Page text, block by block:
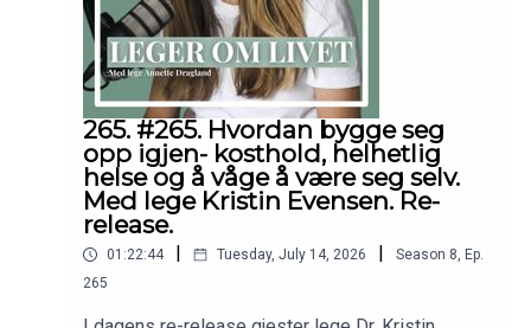
en erstatning for profesjonell medisinsk
rådgivning, diagnose eller behandling. Søk alltid
råd fra legen din eller annet kvalifisert
helsepersonell hvis du har spørsmål angående en
medisinsk tilstand.
265. #265. Hvordan bygge seg
opp igjen- kosthold, helhetlig
helse og å våge å være seg selv.
Med lege Kristin Evensen. Re-
release.
01:22:44 Tuesday, July 14, 2026 Season 8, Ep.
265